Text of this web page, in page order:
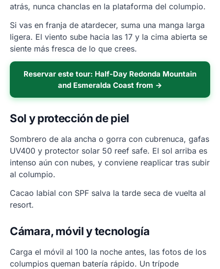
atrás, nunca chanclas en la plataforma del columpio.
Si vas en franja de atardecer, suma una manga larga
ligera. El viento sube hacia las 17 y la cima abierta se
siente más fresca de lo que crees.
Reservar este tour: Half-Day Redonda Mountain
and Esmeralda Coast from →
Sol y protección de piel
Sombrero de ala ancha o gorra con cubrenuca, gafas
UV400 y protector solar 50 reef safe. El sol arriba es
intenso aún con nubes, y conviene reaplicar tras subir
al columpio.
Cacao labial con SPF salva la tarde seca de vuelta al
resort.
Cámara, móvil y tecnología
Carga el móvil al 100 la noche antes, las fotos de los
columpios queman batería rápido. Un trípode